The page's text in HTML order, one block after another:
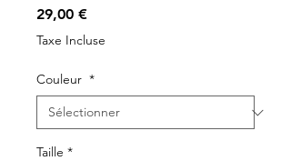
29,00 €Prix
Taxe Incluse
Couleur *
Taille *